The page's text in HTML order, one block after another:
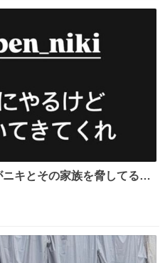
キとその家族を脅してるけ
謗中傷した人達でしょ。こ
曲がった正義すぎる